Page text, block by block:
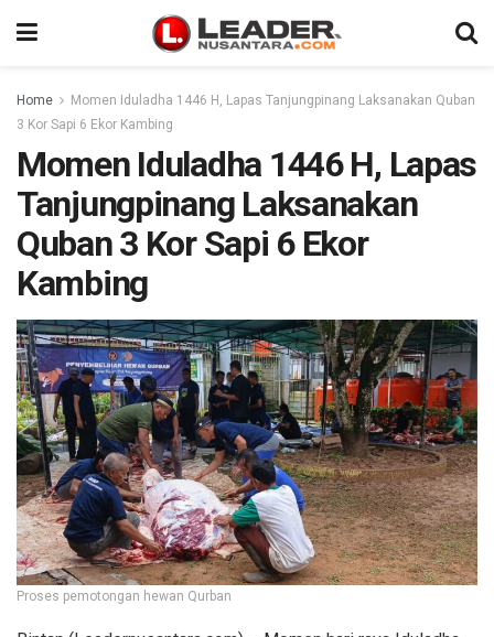
Home
Momen Iduladha 1446 H, Lapas Tanjungpinang Laksanakan Quban
3 Kor Sapi 6 Ekor Kambing
Momen Iduladha 1446 H, Lapas
Tanjungpinang Laksanakan
Quban 3 Kor Sapi 6 Ekor
Kambing
Proses pemotongan hewan Qurban